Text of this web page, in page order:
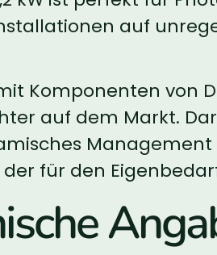
auf
Komponenten von
auf dem Markt.
Management
für den